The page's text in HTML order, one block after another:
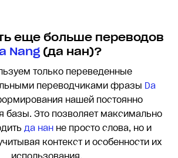
еще больше переводов
Nang (да нан)?
только переведенные
переводчиками фразы Da
нашей постоянно
базы. Это позволяет максимально
да нан не просто слова, но и
контекст и особенности их